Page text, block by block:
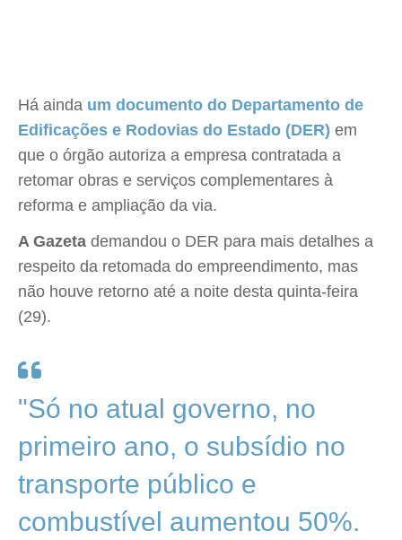
Há ainda um documento do Departamento de
Edificações e Rodovias do Estado (DER) em
que o órgão autoriza a empresa contratada a
retomar obras e serviços complementares à
reforma e ampliação da via.
A Gazeta demandou o DER para mais detalhes a
respeito da retomada do empreendimento, mas
não houve retorno até a noite desta quinta-feira
(29).
"Só no atual governo, no
primeiro ano, o subsídio no
transporte público e
combustível aumentou 50%.